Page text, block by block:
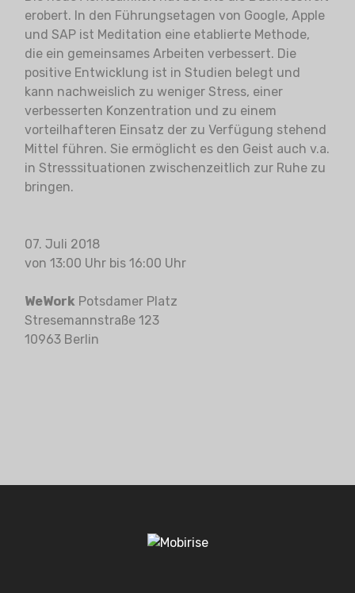
erobert. In den Führungsetagen von Google, Apple
und SAP ist Meditation eine etablierte Methode,
die ein gemeinsames Arbeiten verbessert. Die
positive Entwicklung ist in Studien belegt und
kann nachweislich zu weniger Stress, einer
verbesserten Konzentration und zu einem
vorteilhafteren Einsatz der zu Verfügung stehend
Mittel führen. Sie ermöglicht es den Geist auch v.a.
in Stresssituationen zwischenzeitlich zur Ruhe zu
bringen.
07. Juli 2018
von 13:00 Uhr bis 16:00 Uhr
WeWork Potsdamer Platz
Stresemannstraße 123
10963 Berlin